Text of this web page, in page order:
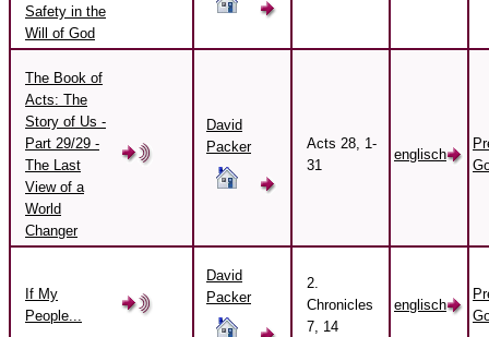
Safety in the
Will of God
The Book of
Acts: The
Story of Us -
Part 29/29 -
The Last
View of a
World
Changer
David
Packer
Acts 28, 1-
31
englisch
If My
People...
David
Packer
2.
Chronicles
7, 14
englisch